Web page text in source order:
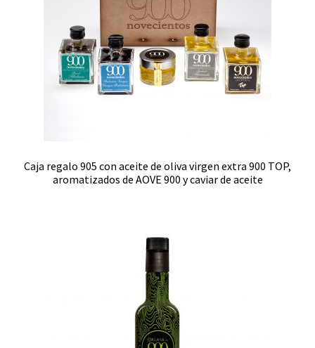
Caja regalo 905 con aceite de oliva virgen extra 900 TOP,
aromatizados de AOVE 900 y caviar de aceite